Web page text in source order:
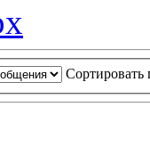
Сортировать